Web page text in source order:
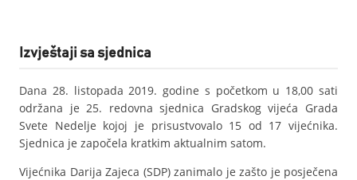
Izvještaji sa sjednica
Dana 28. listopada 2019. godine s početkom u 18,00 sati
održana je 25. redovna sjednica Gradskog vijeća Grada
Svete Nedelje kojoj je prisustvovalo 15 od 17 vijećnika.
Sjednica je započela kratkim aktualnim satom.
Vijećnika Darija Zajeca (SDP) zanimalo je zašto je posječena